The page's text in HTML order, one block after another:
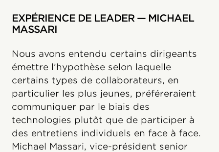
EXPÉRIENCE DE LEADER — MICHAEL
MASSARI
Nous avons entendu certains dirigeants
émettre l’hypothèse selon laquelle
certains types de collaborateurs, en
particulier les plus jeunes, préféreraient
communiquer par le biais des
technologies plutôt que de participer à
des entretiens individuels en face à face.
Michael Massari, vice-président senior